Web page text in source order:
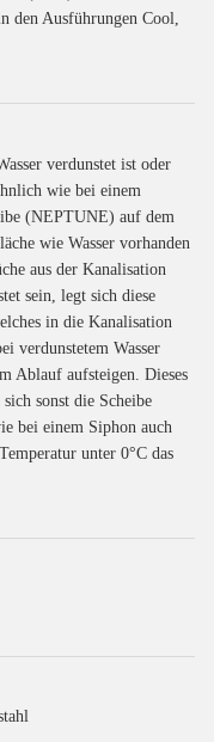
den Ausführungen Cool,
verdunstet ist oder
wie bei einem
(NEPTUNE) auf dem
wie Wasser vorhanden
aus der Kanalisation
sein, legt sich diese
in die Kanalisation
verdunstetem Wasser
Ablauf aufsteigen. Dieses
sonst die Scheibe
bei einem Siphon auch
unter 0°C das